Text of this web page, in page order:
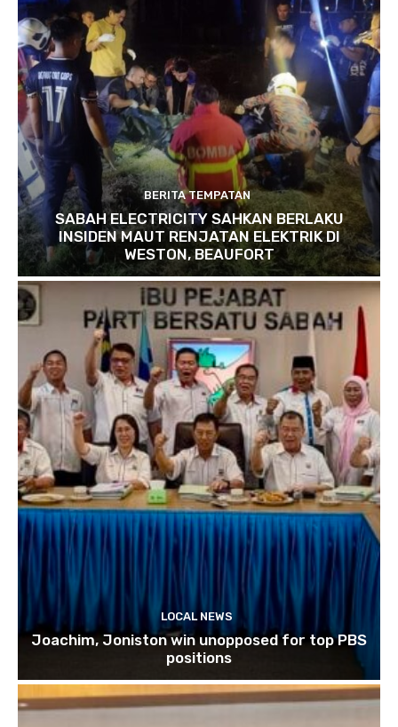
BERITA TEMPATAN
SABAH ELECTRICITY SAHKAN BERLAKU
INSIDEN MAUT RENJATAN ELEKTRIK DI
WESTON, BEAUFORT
LOCAL NEWS
Joachim, Joniston win unopposed for top PBS
positions